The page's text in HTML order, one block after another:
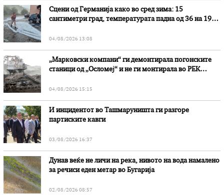
Сцени од Германија како во сред зима: 15
сантиметри град, температурата падна од 36 на 19
04/08/2026 13:08
„Марковски компани“ ги демонтирала погонските
станици од „Осломеј“ и не ги монтирала во РЕК
04/08/2026 15:15
И инцидентот во Ташмаруништa ги разгоре
партиските кавги
03/08/2026 16:37
Дунав веќе не личи на река, нивото на вода намалено
за речиси еден метар во Бугарија
02/08/2026 08:57